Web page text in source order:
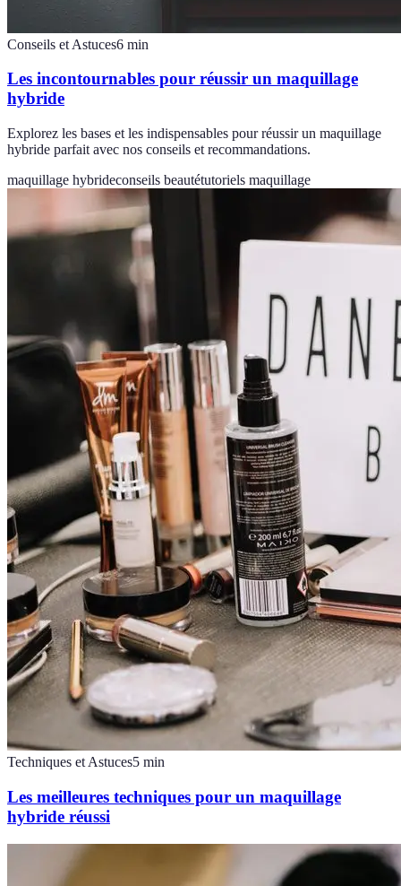
Conseils et Astuces6 min
Les incontournables pour réussir un maquillage
hybride
Explorez les bases et les indispensables pour réussir un maquillage
hybride parfait avec nos conseils et recommandations.
maquillage hybrideconseils beautétutoriels maquillage
Techniques et Astuces5 min
Les meilleures techniques pour un maquillage
hybride réussi